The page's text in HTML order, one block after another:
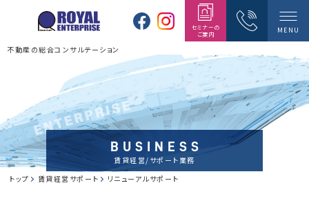
MENU
セミナーの
ご案内
不動産の総合コンサルテーション
BUSINESS
賃貸経営/サポート業務
トップ
賃貸経営サポート リニューアルサポート